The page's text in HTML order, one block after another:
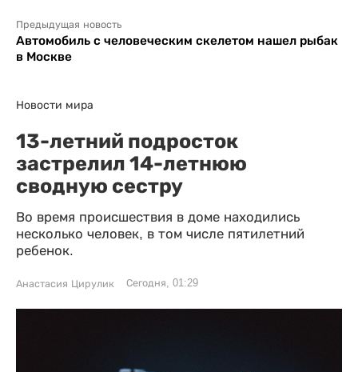
Предыдущая новость
Автомобиль с человеческим скелетом нашел рыбак
в Москве
Новости мира
13-летний подросток
застрелил 14-летнюю
сводную сестру
Во время происшествия в доме находились
несколько человек, в том числе пятилетний
ребенок.
Анастасия Цирулик Сегодня, 01:29